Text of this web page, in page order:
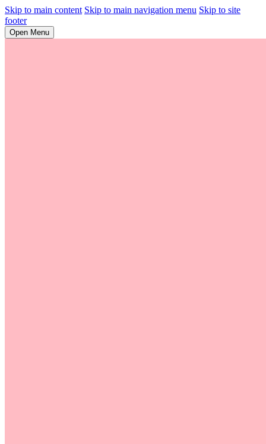
Skip to main content Skip to main navigation menu Skip to site
footer
Open Menu